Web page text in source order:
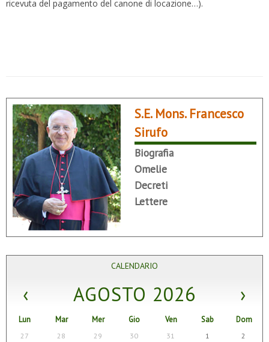
ricevuta del pagamento del canone di locazione…).
S.E. Mons. Francesco
Sirufo
Biografia
Omelie
Decreti
Lettere
CALENDARIO
‹ AGOSTO 2026 ›
Lun Mar Mer Gio Ven Sab Dom
27 28 29 30 31 1 2